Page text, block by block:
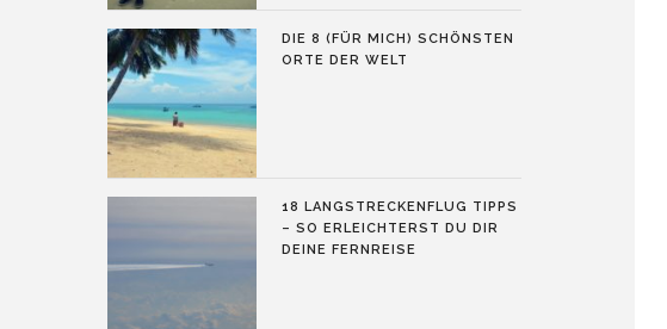
DIE 8 (FÜR MICH) SCHÖNSTEN
ORTE DER WELT
18 LANGSTRECKENFLUG TIPPS
– SO ERLEICHTERST DU DIR
DEINE FERNREISE